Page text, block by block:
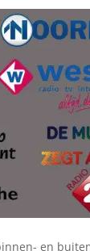
en